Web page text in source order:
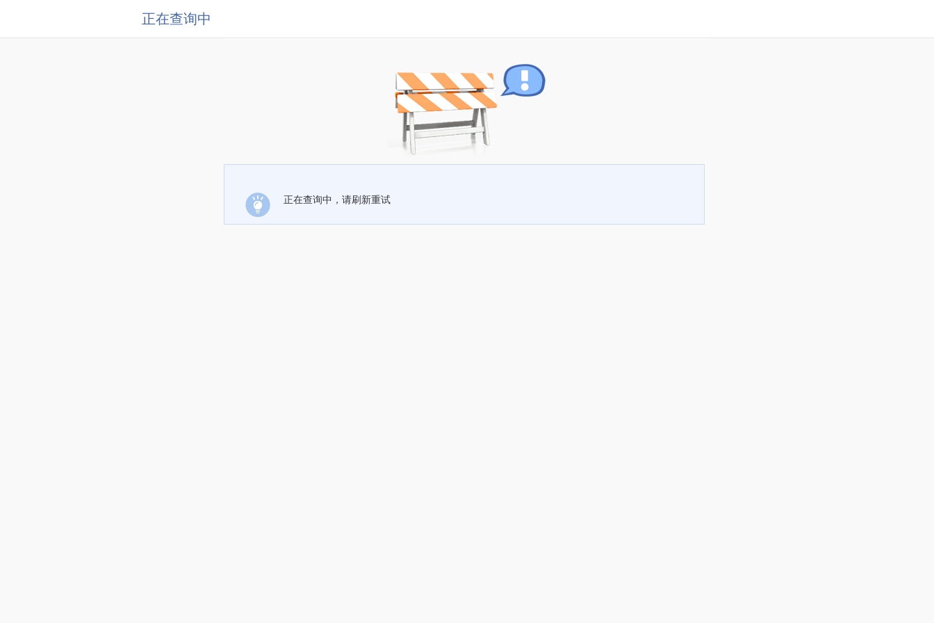
正在查询中
正在查询中，请刷新重试